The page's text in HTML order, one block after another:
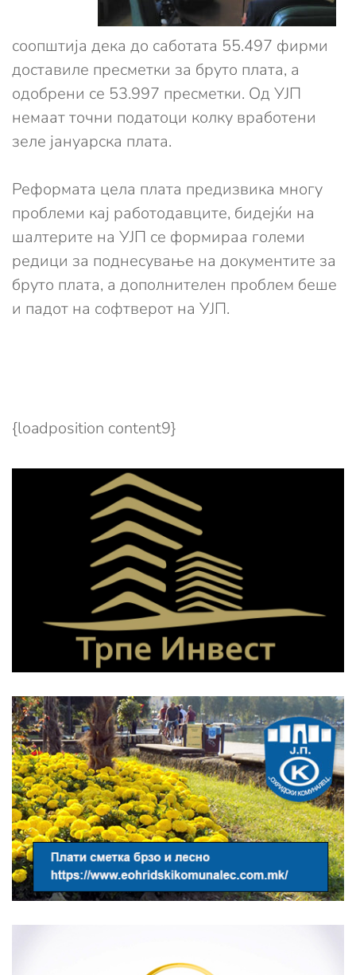
соопштија дека до саботата 55.497 фирми
доставиле пресметки за бруто плата, а
одобрени се 53.997 пресметки. Од УЈП
немаат точни податоци колку вработени
зеле јануарска плата.
Реформата цела плата предизвика многу
проблеми кај работодавците, бидејќи на
шалтерите на УЈП се формираа големи
редици за поднесување на документите за
бруто плата, а дополнителен проблем беше
и падот на софтверот на УЈП.
{loadposition content9}